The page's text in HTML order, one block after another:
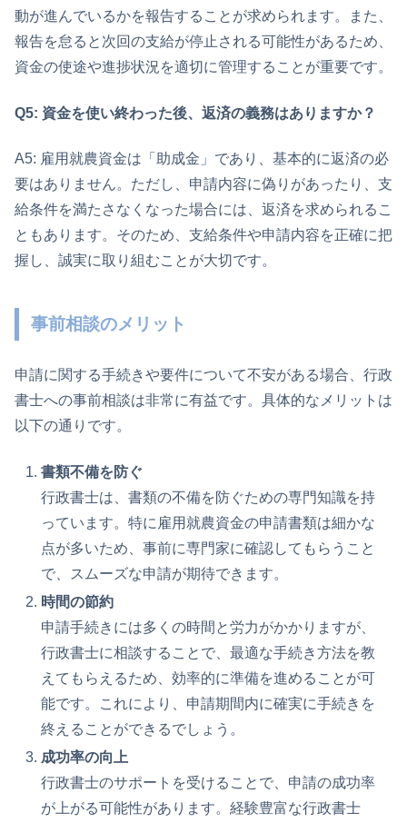
動が進んでいるかを報告することが求められます。また、
報告を怠ると次回の支給が停止される可能性があるため、
資金の使途や進捗状況を適切に管理することが重要です。
Q5: 資金を使い終わった後、返済の義務はありますか？
A5: 雇用就農資金は「助成金」であり、基本的に返済の必
要はありません。ただし、申請内容に偽りがあったり、支
給条件を満たさなくなった場合には、返済を求められるこ
ともあります。そのため、支給条件や申請内容を正確に把
握し、誠実に取り組むことが大切です。
事前相談のメリット
申請に関する手続きや要件について不安がある場合、行政
書士への事前相談は非常に有益です。具体的なメリットは
以下の通りです。
書類不備を防ぐ
行政書士は、書類の不備を防ぐための専門知識を持
っています。特に雇用就農資金の申請書類は細かな
点が多いため、事前に専門家に確認してもらうこと
で、スムーズな申請が期待できます。
時間の節約
申請手続きには多くの時間と労力がかかりますが、
行政書士に相談することで、最適な手続き方法を教
えてもらえるため、効率的に準備を進めることが可
能です。これにより、申請期間内に確実に手続きを
終えることができるでしょう。
成功率の向上
行政書士のサポートを受けることで、申請の成功率
が上がる可能性があります。経験豊富な行政書士